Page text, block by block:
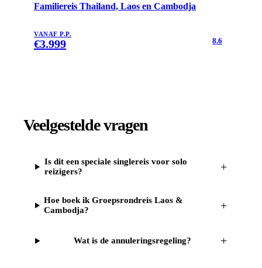
Familiereis Thailand, Laos en Cambodja
VANAF P.P.
€3.999 8.6
Veelgestelde vragen
Is dit een speciale singlereis voor solo
reizigers?
+
Hoe boek ik Groepsrondreis Laos &
Cambodja?
+
Wat is de annuleringsregeling? +